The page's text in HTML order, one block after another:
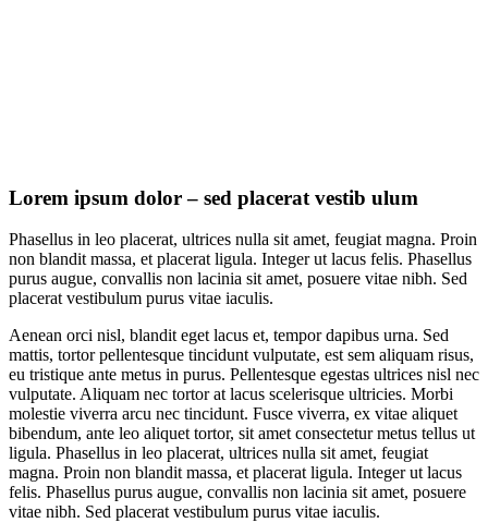
Lorem ipsum dolor – sed placerat vestib ulum
Phasellus in leo placerat, ultrices nulla sit amet, feugiat magna. Proin
non blandit massa, et placerat ligula. Integer ut lacus felis. Phasellus
purus augue, convallis non lacinia sit amet, posuere vitae nibh. Sed
placerat vestibulum purus vitae iaculis.
Aenean orci nisl, blandit eget lacus et, tempor dapibus urna. Sed
mattis, tortor pellentesque tincidunt vulputate, est sem aliquam risus,
eu tristique ante metus in purus. Pellentesque egestas ultrices nisl nec
vulputate. Aliquam nec tortor at lacus scelerisque ultricies. Morbi
molestie viverra arcu nec tincidunt. Fusce viverra, ex vitae aliquet
bibendum, ante leo aliquet tortor, sit amet consectetur metus tellus ut
ligula. Phasellus in leo placerat, ultrices nulla sit amet, feugiat
magna. Proin non blandit massa, et placerat ligula. Integer ut lacus
felis. Phasellus purus augue, convallis non lacinia sit amet, posuere
vitae nibh. Sed placerat vestibulum purus vitae iaculis.